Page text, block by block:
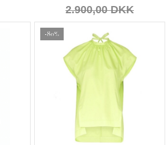
2.900,00 DKK
-80%